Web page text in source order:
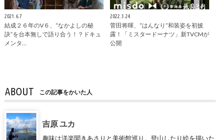
2021.6.7
結成２６年のV６、“なかよしの秘
訣”を台本無しで語り合う！？ドキュ
メンタ…
2022.3.24
菅田将暉、“はんなり”和装姿を初披
露！「ミスタードーナツ」新TVCMが
公開
ABOUT この記事をかいた人
吉原 ユカ
趣味は洋楽聞きあさりと美術館巡り。登山したり絵を描いた